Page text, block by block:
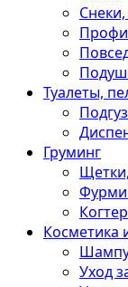
Туалеты,
Груминг
Косметика
Уход